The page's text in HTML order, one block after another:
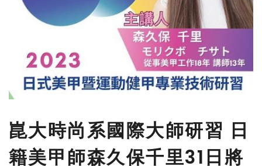
刊登
崑大時尚系國際大師研習 日
籍美甲師森久保千里31日將